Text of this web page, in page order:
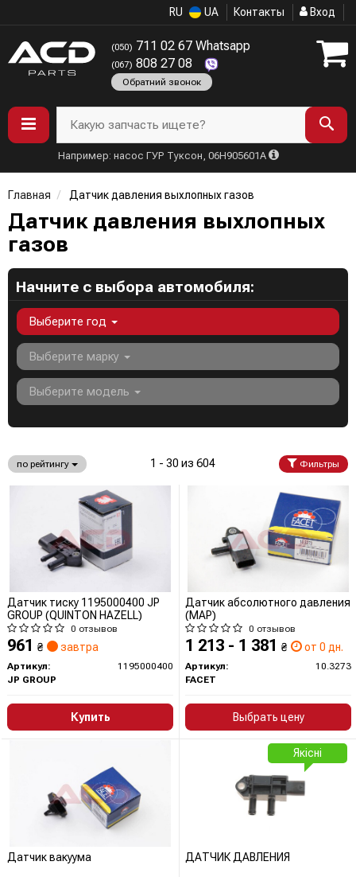
RU UA Контакты Вход
(050) 711 02 67 Whatsapp
(067) 808 27 08
Обратний звонок
Какую запчасть ищете?
Например: насос ГУР Туксон, 06H905601A
Главная Датчик давления выхлопных газов
Датчик давления выхлопных
газов
Начните с выбора автомобиля:
Выберите год
Выберите марку
Выберите модель
по рейтингу 1 - 30 из 604 Фильтры
Датчик тиску 1195000400 JP
GROUP (QUINTON HAZELL)
0 отзывов
961 ₴ завтра
Артикул:
1195000400
JP GROUP
Купить
Датчик абсолютного давления
(MAP)
0 отзывов
1 213 - 1 381 ₴ от 0 дн.
Артикул:
10.3273
FACET
Выбрать цену
Датчик вакуума ДАТЧИК ДАВЛЕНИЯ
Якісні